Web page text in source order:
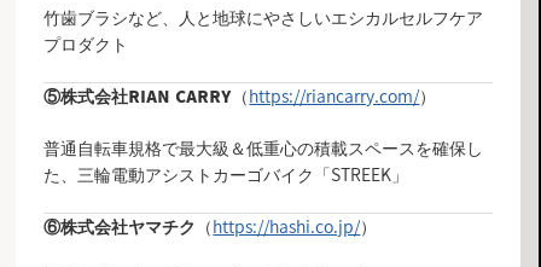
竹歯ブラシなど、人と地球にやさしいエシカルセルフケア
プロダクト
⑤株式会社RIAN CARRY （ https://riancarry.com/）
普通自転車規格で最大級＆低重心の積載スペースを確保し
た、三輪電動アシストカーゴバイク「STREEK」
⑥株式会社ヤマチク （ https://hashi.co.jp/）